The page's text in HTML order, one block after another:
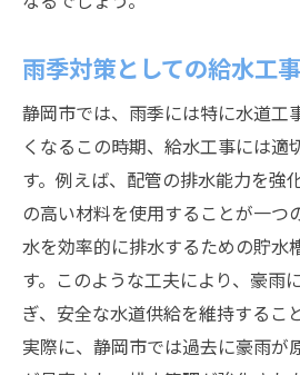
雨季対策としての給水工
静岡市では、雨季には特に水道工
くなるこの時期、給水工事には適
す。例えば、配管の排水能力を強
の高い材料を使用することが一つ
水を効率的に排水するための貯水
す。このような工夫により、豪雨
ぎ、安全な水道供給を維持するこ
実際に、静岡市では過去に豪雨が